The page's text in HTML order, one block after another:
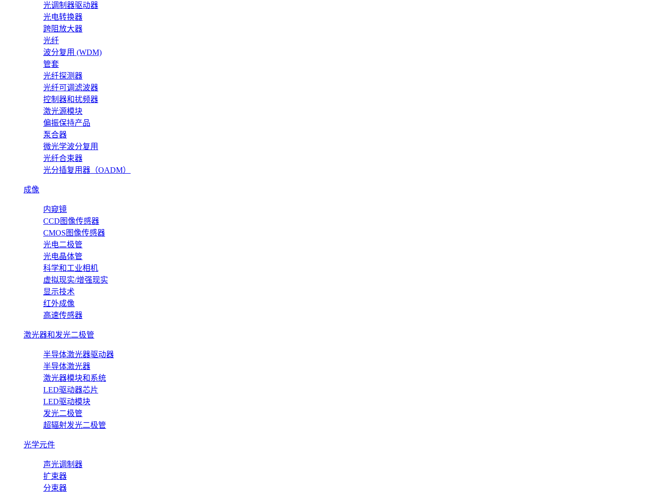
光调制器驱动器
光电转换器
跨阻放大器
光纤
波分复用 (WDM)
管套
光纤探测器
光纤可调滤波器
控制器和扰频器
激光源模块
偏振保持产品
泵合器
微光学波分复用
光纤合束器
光分插复用器（OADM）
成像
内窥镜
CCD图像传感器
CMOS图像传感器
光电二极管
光电晶体管
科学和工业相机
虚拟现实/增强现实
显示技术
红外成像
高速传感器
激光器和发光二极管
半导体激光器驱动器
半导体激光器
激光器模块和系统
LED驱动器芯片
LED驱动模块
发光二极管
超辐射发光二极管
光学元件
声光调制器
扩束器
分束器